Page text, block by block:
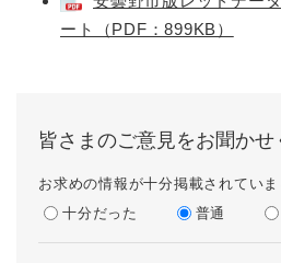
ート（PDF：899KB）
皆さまのご意見をお聞かせ
お求めの情報が十分掲載されていま
十分だった
普通